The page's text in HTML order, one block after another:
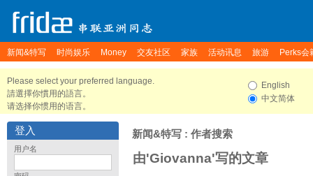
新闻&特写 时尚娱乐 Money 交友社区 家族 活动讯息 旅游 Perks会
Please select your preferred language.
請選擇你慣用的語言。
请选择你惯用的语言。
English
中文简体
登入
用户名
新闻&特写 : 作者搜索
由'Giovanna'写的文章